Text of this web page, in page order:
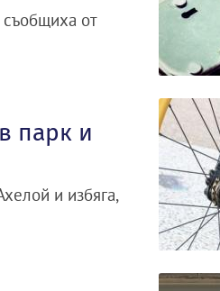
от
парк и
и избяга,